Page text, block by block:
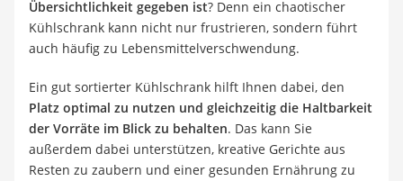
Übersichtlichkeit gegeben ist? Denn ein chaotischer
Kühlschrank kann nicht nur frustrieren, sondern führt
auch häufig zu Lebensmittelverschwendung.
Ein gut sortierter Kühlschrank hilft Ihnen dabei, den
Platz optimal zu nutzen und gleichzeitig die Haltbarkeit
der Vorräte im Blick zu behalten. Das kann Sie
außerdem dabei unterstützen, kreative Gerichte aus
Resten zu zaubern und einer gesunden Ernährung zu